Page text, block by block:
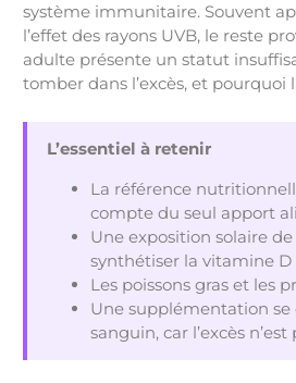
système immunitaire. Souvent
l’effet des rayons UVB, le reste
adulte présente un statut
tomber dans l’excès, et
L’essentiel à retenir
La référence
compte du seul apport
Une exposition solaire
synthétiser la vitamine D
Les poissons gras et les
Une supplémentation se
sanguin, car l’excès n’est